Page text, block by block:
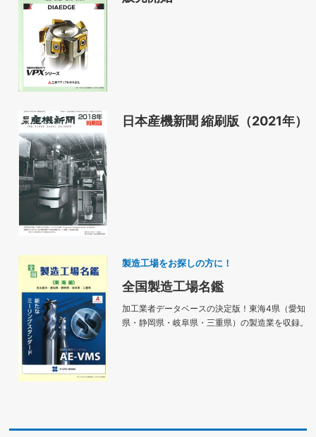
日本産機新聞 縮刷版（2021年）
製造工場をお探しの方に！
全国製造工場名鑑
加工業者データベースの決定版！東海4県（愛知
県・静岡県・岐阜県・三重県）の製造業を収録。